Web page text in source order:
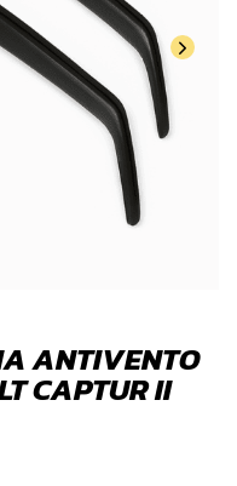
ANTIVENTO
CAPTUR II